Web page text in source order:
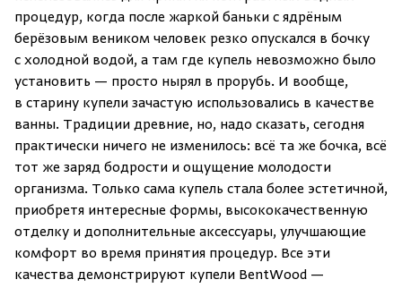
процедур, когда после жаркой баньки с ядрёным
берёзовым веником человек резко опускался в бочку
с холодной водой, а там где купель невозможно было
установить — просто нырял в прорубь. И вообще,
в старину купели зачастую использовались в качестве
ванны. Традиции древние, но, надо сказать, сегодня
практически ничего не изменилось: всё та же бочка, всё
тот же заряд бодрости и ощущение молодости
организма. Только сама купель стала более эстетичной,
приобретя интересные формы, высококачественную
отделку и дополнительные аксессуары, улучшающие
комфорт во время принятия процедур. Все эти
качества демонстрируют купели BentWood —